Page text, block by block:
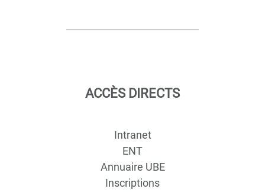
ACCÈS DIRECTS
Intranet
ENT
Annuaire UBE
Inscriptions